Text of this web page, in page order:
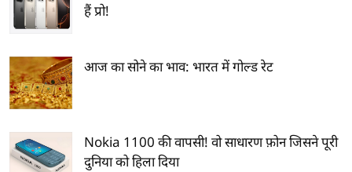
हैं प्रो!
आज का सोने का भाव: भारत में गोल्ड रेट
Nokia 1100 की वापसी! वो साधारण फ़ोन जिसने पूरी
दुनिया को हिला दिया